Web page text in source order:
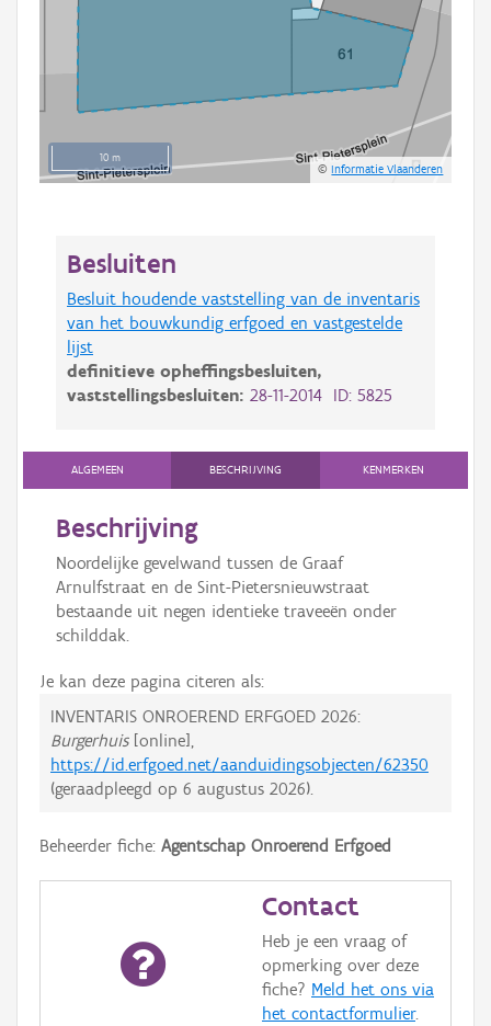
10 m
©Informatie Vlaanderen
Besluiten
Besluit houdende vaststelling van de inventaris
van het bouwkundig erfgoed en vastgestelde
lijst
definitieve opheffingsbesluiten,
vaststellingsbesluiten: 28-11-2014 ID: 5825
ALGEMEEN BESCHRIJVING KENMERKEN
Beschrijving
Noordelijke gevelwand tussen de Graaf
Arnulfstraat en de Sint-Pietersnieuwstraat
bestaande uit negen identieke traveeën onder
schilddak.
Je kan deze pagina citeren als:
INVENTARIS ONROEREND ERFGOED 2026:
Burgerhuis[online],
https://id.erfgoed.net/aanduidingsobjecten/62350
(geraadpleegd op 6 augustus 2026).
Beheerder fiche: Agentschap Onroerend Erfgoed
Contact
Heb je een vraag of
opmerking over deze
fiche? Meld het ons via
het contactformulier.